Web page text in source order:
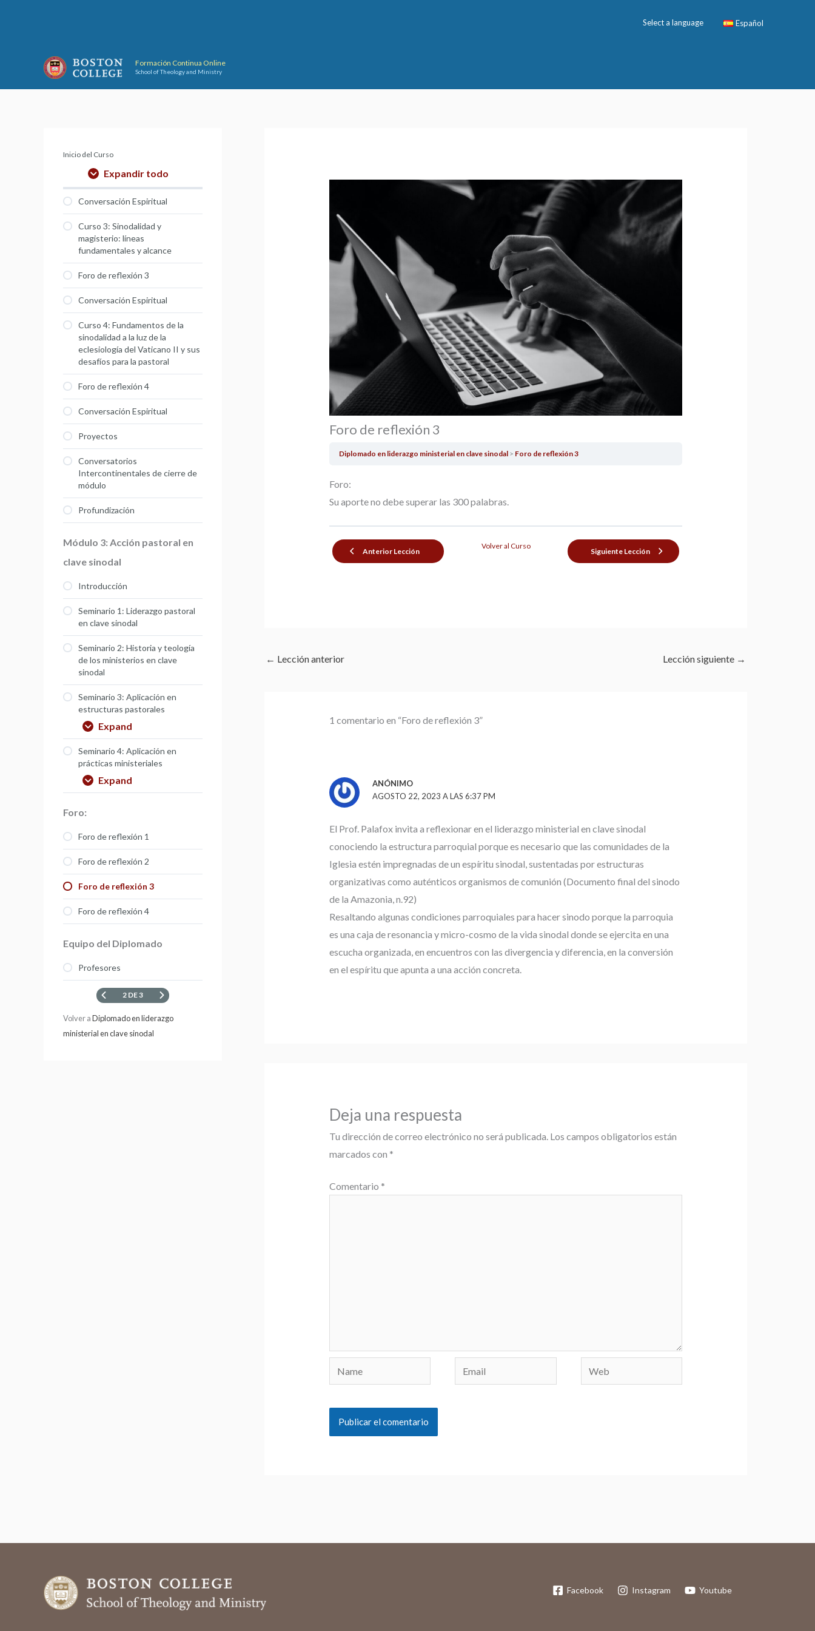
Select a language Español
Formación Continua Online
School of Theology and Ministry
Inicio del Curso
Expandir todo
Conversación Espiritual
Curso 3: Sinodalidad y
magisterio: líneas
fundamentales y alcance
Foro de reflexión 3
Conversación Espiritual
Curso 4: Fundamentos de la
sinodalidad a la luz de la
eclesiología del Vaticano II y sus
desafíos para la pastoral
Foro de reflexión 4
Conversación Espiritual
Proyectos
Conversatorios
Intercontinentales de cierre de
módulo
Profundización
Módulo 3: Acción pastoral en
clave sinodal
Introducción
Seminario 1: Liderazgo pastoral
en clave sinodal
Seminario 2: Historia y teología
de los ministerios en clave
sinodal
Seminario 3: Aplicación en
estructuras pastorales
Expand
Seminario 4: Aplicación en
prácticas ministeriales
Expand
Foro:
Foro de reflexión 1
Foro de reflexión 2
Foro de reflexión 3
Foro de reflexión 4
Equipo del Diplomado
Profesores
2 DE 3
Volver aDiplomado en liderazgo
ministerial en clave sinodal
Foro de reflexión 3
Diplomado en liderazgo ministerial en clave sinodal Foro de reflexión 3
Foro:
Su aporte no debe superar las 300 palabras.
Anterior Lección
Volver al Curso
Siguiente Lección
← Lección anterior Lección siguiente →
1 comentario en “Foro de reflexión 3”
ANÓNIMO
AGOSTO 22, 2023 A LAS 6:37 PM
El Prof. Palafox invita a reflexionar en el liderazgo ministerial en clave sinodal
conociendo la estructura parroquial porque es necesario que las comunidades de la
Iglesia estén impregnadas de un espíritu sinodal, sustentadas por estructuras
organizativas como auténticos organismos de comunión (Documento final del sinodo
de la Amazonia, n.92)
Resaltando algunas condiciones parroquiales para hacer sinodo porque la parroquia
es una caja de resonancia y micro-cosmo de la vida sinodal donde se ejercita en una
escucha organizada, en encuentros con las divergencia y diferencia, en la conversión
en el espíritu que apunta a una acción concreta.
Deja una respuesta
Tu dirección de correo electrónico no será publicada. Los campos obligatorios están
marcados con *
Comentario *
Name Email Web
Facebook Instagram Youtube